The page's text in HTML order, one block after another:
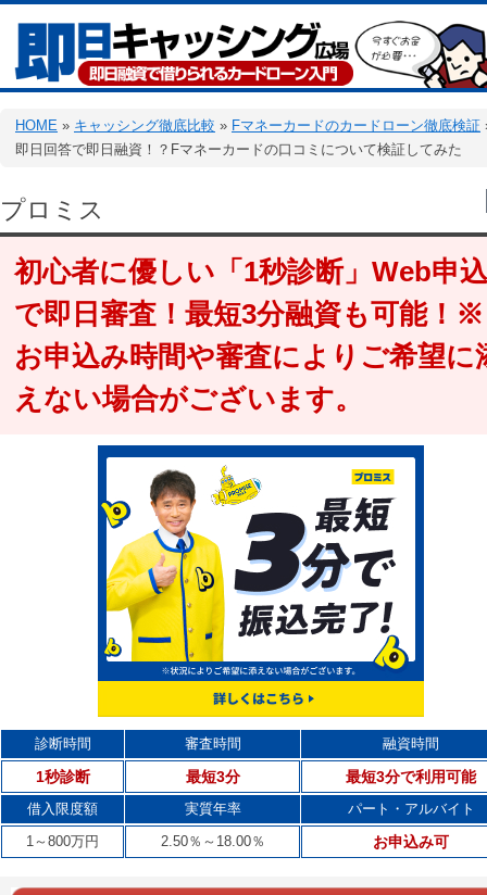
HOME » キャッシング徹底比較 » Fマネーカードのカードローン徹底検証
即日回答で即日融資！？Fマネーカードの口コミについて検証してみた
プロミス
初心者に優しい「1秒診断」Web申込
で即日審査！最短3分融資も可能！※
お申込み時間や審査によりご希望に
えない場合がございます。
診断時間 審査時間 融資時間
1秒診断 最短3分 最短3分で利用可能
借入限度額 実質年率
パート・アルバイト
1～800万円
2.50％～18.00％ お申込み可